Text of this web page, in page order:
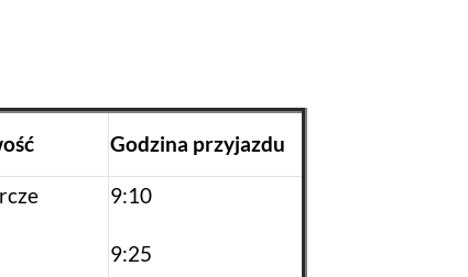
Godzina przyjazdu
9:10
9:25